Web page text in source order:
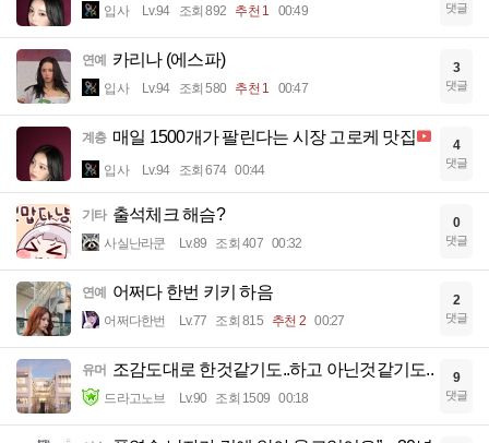
입사 Lv.94 조회 892 추천 1 00:49 댓글
연예 카리나 (에스파)
입사 Lv.94 조회 580 추천 1 00:47
3
댓글
계층 매일 1500개가 팔린다는 시장 고로케 맛집
입사 Lv.94 조회 674 00:44
4
댓글
기타 출석체크 해슴?
사실난라쿤 Lv.89 조회 407 00:32
0
댓글
연예 어쩌다 한번 키키 하음
어쩌다한번 Lv.77 조회 815 추천 2 00:27
2
댓글
유머 조감도대로 한것같기도..하고 아닌것같기도..
드라고노브 Lv.90 조회 1509 00:18
9
댓글